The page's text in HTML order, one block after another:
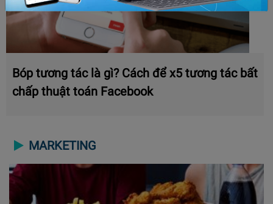
Bóp tương tác là gì? Cách để x5 tương tác bất
chấp thuật toán Facebook
MARKETING